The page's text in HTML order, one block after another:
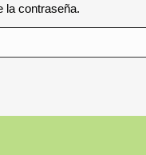
la contraseña.